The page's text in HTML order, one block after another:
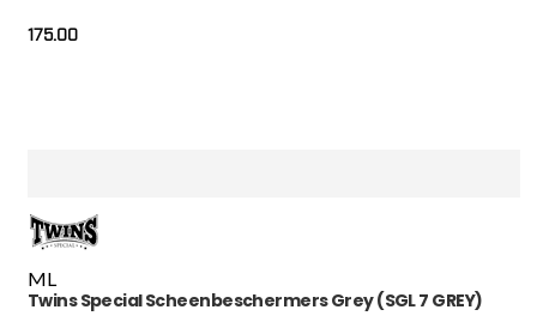
175.00
ML
Twins Special Scheenbeschermers Grey (SGL 7 GREY)